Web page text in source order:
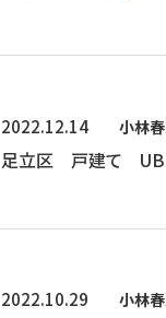
2022.12.14 小林
足立区 戸建て UB
2022.10.29 小林